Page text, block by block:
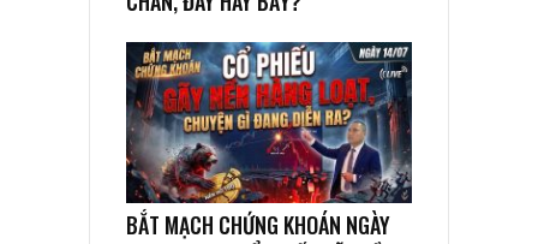
BẮT MẠCH CHỨNG KHOÁN NGÀY